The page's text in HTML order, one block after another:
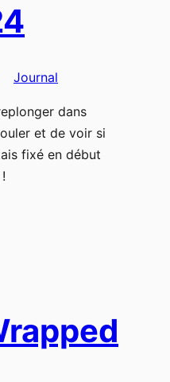
Journal
dans
et de voir si
fixé en début